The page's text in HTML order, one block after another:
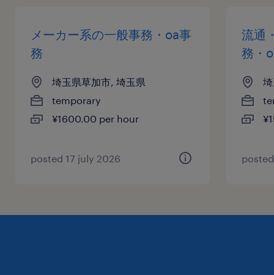
メーカー系の一般事務・oa事
務
埼玉県草加市, 埼玉県
temporary
¥1600.00 per hour
posted 17 july 2026
流通
務・